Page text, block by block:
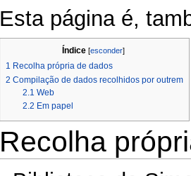
Esta página é,
Índice [esconder]
1 Recolha própria de dados
2 Compilação de dados recolhidos por outrem
2.1 Web
2.2 Em papel
Recolha